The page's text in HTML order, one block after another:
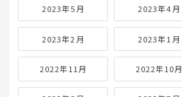
2023年5月 2023年4月
2023年2月 2023年1月
2022年11月 2022年10月